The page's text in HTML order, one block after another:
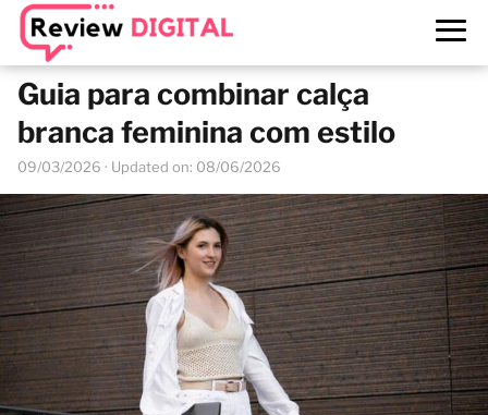
Guia para combinar calça
branca feminina com estilo
09/03/2026 · Updated on: 08/06/2026